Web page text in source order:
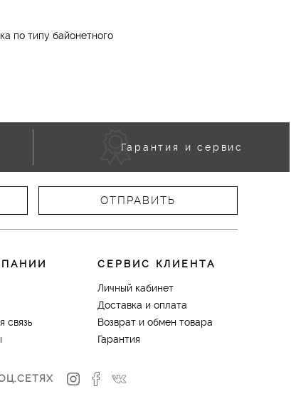
по типу байонетного
Гарантия и сервис
связь
СЕРВИС КЛИЕНТА
Личный кабинет
Доставка и оплата
Возврат и обмен товара
Гарантия